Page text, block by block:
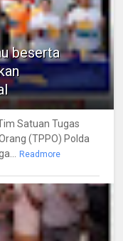
beserta
Satuan Tugas
(TPPO) Polda
Readmore